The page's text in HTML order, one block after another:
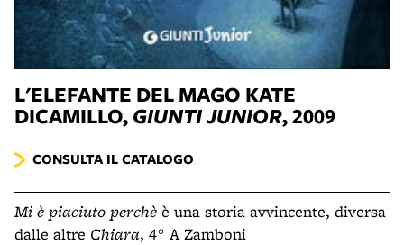
L'ELEFANTE DEL MAGO KATE
DICAMILLO,GIUNTI JUNIOR, 2009
CONSULTA IL CATALOGO
Mi è piaciuto perchè è una storia avvincente, diversa
dalle altre Chiara, 4° A Zamboni